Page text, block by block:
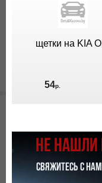
щетки на KIA
54р.
НЕ
СВЯЖИТЕСЬ С